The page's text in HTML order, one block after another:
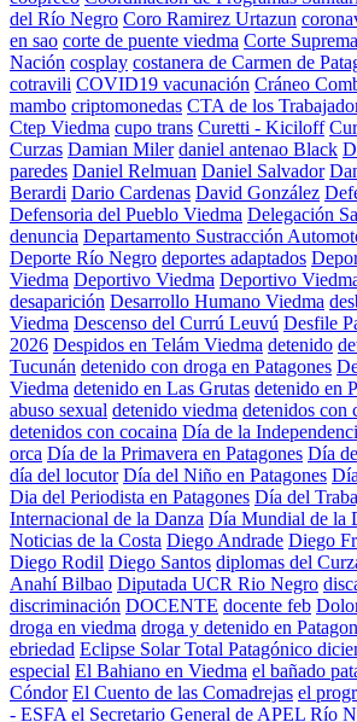
del Río Negro Coro Ramirez Urtazun
en sao corte de puente viedma Corte
Nación cosplay costanera de Carmen de
cotravili COVID19 vacunación Cráneo
mambo criptomonedas CTA de los
Ctep Viedma cupo trans Curetti - Kiciloff
Curzas Damian Miler daniel antenao Black
paredes Daniel Relmuan Daniel Salvador
Berardi Dario Cardenas David González
Defensoria del Pueblo Viedma Delegación
denuncia Departamento Sustracción
Deporte Río Negro deportes adaptados
Viedma Deportivo Viedma Deportivo
desaparición Desarrollo Humano Viedma
Viedma Descenso del Currú Leuvú Desfile
2026 Despidos en Telám Viedma detenido
Tucunán detenido con droga en Patagones
Viedma detenido en Las Grutas detenido en
abuso sexual detenido viedma detenidos con
detenidos con cocaina Día de la
orca Día de la Primavera en Patagones Día
día del locutor Día del Niño en Patagones
Dia del Periodista en Patagones Día del
Internacional de la Danza Día Mundial de la
Noticias de la Costa Diego Andrade Diego
Diego Rodil Diego Santos diplomas del
Anahí Bilbao Diputada UCR Rio Negro
discriminación DOCENTE docente feb
droga en viedma droga y detenido en
ebriedad Eclipse Solar Total Patagónico
especial El Bahiano en Viedma el bañado
Cóndor El Cuento de las Comadrejas el
- ESFA el Secretario General de APEL Río